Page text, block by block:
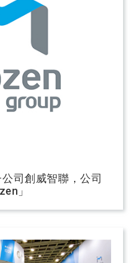
司創威智聯，公司
」